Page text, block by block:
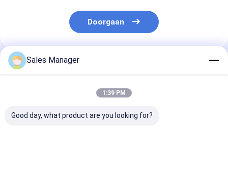
Doorgaan
Geadviseerde Producten
Sales Manager
1:39 PM
Good day, what product are you looking for?